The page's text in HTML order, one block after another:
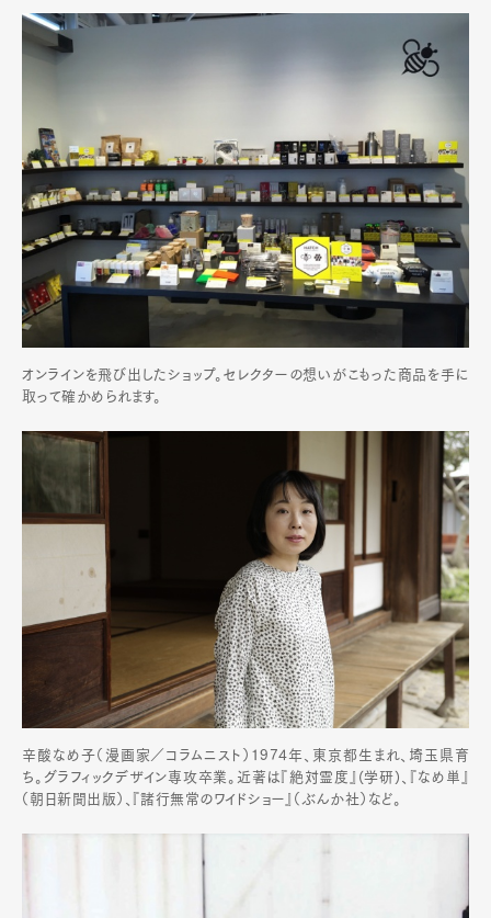
オンラインを飛び出したショップ。セレクターの想いがこもった商品を手に
取って確かめられます。
辛酸なめ子（漫画家／コラムニスト）1974年、東京都生まれ、埼玉県育
ち。グラフィックデザイン専攻卒業。近著は『絶対霊度』(学研)、『なめ単』
（朝日新聞出版）、『諸行無常のワイドショー』（ぶんか社）など。